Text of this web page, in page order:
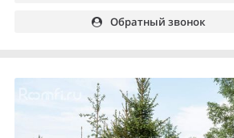
Обратный звонок